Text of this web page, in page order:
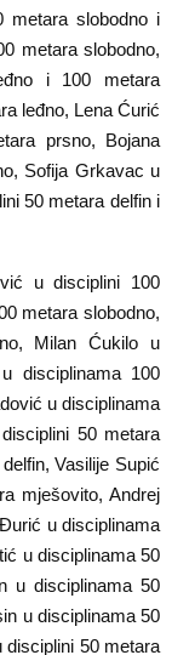
metara slobodno i
metara slobodno,
i 100 metara
leđno, Lena Ćurić
prsno, Bojana
Sofija Grkavac u
50 metara delfin i
u disciplini 100
metara slobodno,
Milan Ćukilo u
disciplinama 100
u disciplinama
50 metara
Vasilije Supić
mješovito, Andrej
u disciplinama
u disciplinama 50
u disciplinama 50
u disciplinama 50
disciplini 50 metara